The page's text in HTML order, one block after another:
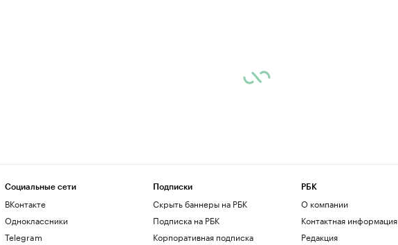
Социальные сети
ВКонтакте
Одноклассники
Telegram
Подписки
Скрыть баннеры на РБК
Подписка на РБК
Корпоративная подписка
РБК
О компании
Контактная информация
Редакция